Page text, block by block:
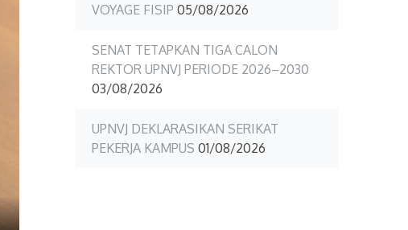
VOYAGE FISIP 05/08/2026
SENAT TETAPKAN TIGA CALON
REKTOR UPNVJ PERIODE 2026–2030
03/08/2026
UPNVJ DEKLARASIKAN SERIKAT
PEKERJA KAMPUS 01/08/2026